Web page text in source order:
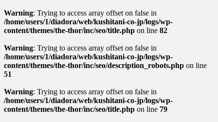
Warning: Trying to access array offset on false in
/home/users/1/diadora/web/kushitani-co-jp/logs/wp-
content/themes/the-thor/inc/seo/title.php on line 82
Warning: Trying to access array offset on false in
/home/users/1/diadora/web/kushitani-co-jp/logs/wp-
content/themes/the-thor/inc/seo/description_robots.php on line
51
Warning: Trying to access array offset on false in
/home/users/1/diadora/web/kushitani-co-jp/logs/wp-
content/themes/the-thor/inc/seo/title.php on line 79